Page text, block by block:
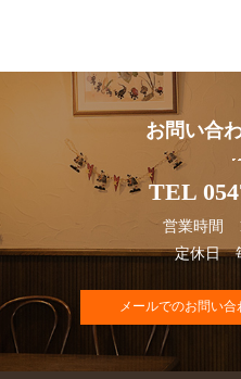
お問い合
TEL
営業時間
定休日
メールでのお問い